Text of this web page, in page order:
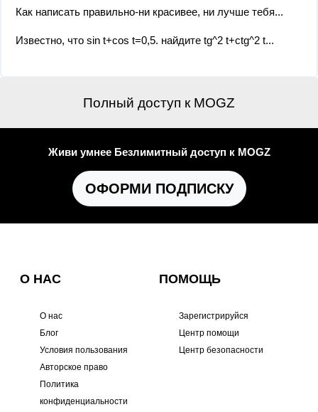
Как написать правильно-ни красивее, ни лучше тебя...
Известно, что sin t+cos t=0,5. найдите tg^2 t+ctg^2 t...
Полный доступ к MOGZ
Живи умнее Безлимитный доступ к MOGZ
ОФОРМИ ПОДПИСКУ
О НАС
О нас
Блог
Условия пользования
Авторское право
Политика
конфиденциальности
ПОМОЩЬ
Зарегистрируйся
Центр помощи
Центр безопасности